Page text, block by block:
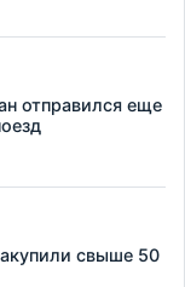
отправился еще
свыше 50